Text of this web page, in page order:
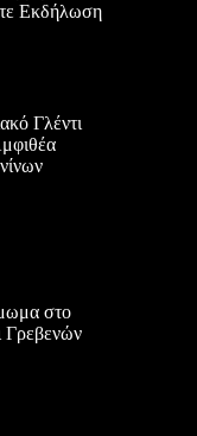
Εκδήλωση
Γλέντι
στο
Γρεβενών